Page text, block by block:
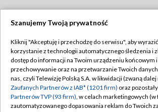
TVP
Abonament TVP
Emisja w TVP
Centrum informacji TVP
Regulamin TVP
Polityka prywatności
Moje zgody
Szanujemy Twoją prywatność
Kliknij "Akceptuję i przechodzę do serwisu", aby
korzystanie z technologii automatycznego śledzenia i
dostęp do informacji na Twoim urządzeniu końcowym i
przechowywanie oraz na przetwarzanie Twoich
nas, czyli Telewizję Polską S.A. w likwidacji (zwaną dalej
Zaufanych Partnerów z IAB* (1201 firm) oraz
Partnerów TVP (93 firm), w celach marketingowych (w
zautomatyzowanego dopasowania reklam do Twoich